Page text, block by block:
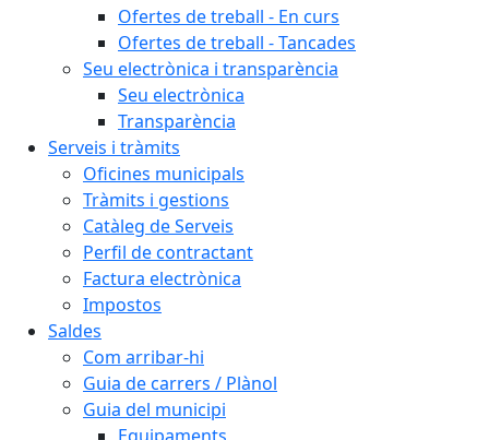
Ofertes de treball - En curs
Ofertes de treball - Tancades
Seu electrònica i transparència
Seu electrònica
Transparència
Serveis i tràmits
Oficines municipals
Tràmits i gestions
Catàleg de Serveis
Perfil de contractant
Factura electrònica
Impostos
Saldes
Com arribar-hi
Guia de carrers / Plànol
Guia del municipi